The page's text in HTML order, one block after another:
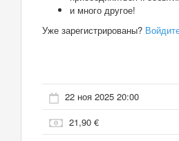
и много другое!
Уже зарегистрированы?
22 ноя 2025 20:00
21,90 €